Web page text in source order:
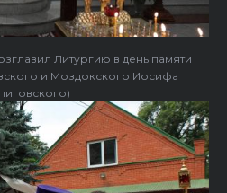
Литургию в день памяти
и Моздокского Иосифа